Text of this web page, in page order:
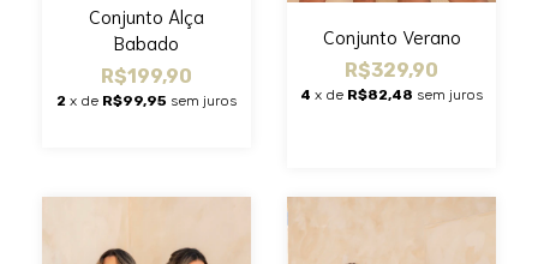
Conjunto Alça
Babado
R$199,90
2 x de R$99,95 sem juros
Conjunto Verano
R$329,90
4 x de R$82,48 sem juros